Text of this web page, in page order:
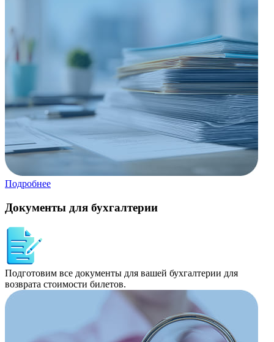
Подробнее
Документы для бухгалтерии
Подготовим все документы для вашей бухгалтерии для
возврата стоимости билетов.